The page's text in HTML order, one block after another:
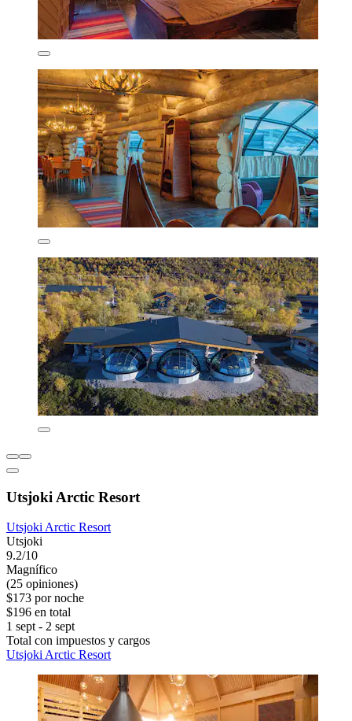
Utsjoki Arctic Resort
Utsjoki Arctic Resort
Utsjoki
9.2/10
Magnífico
(25 opiniones)
$173 por noche
$196 en total
1 sept - 2 sept
Total con impuestos y cargos
Utsjoki Arctic Resort